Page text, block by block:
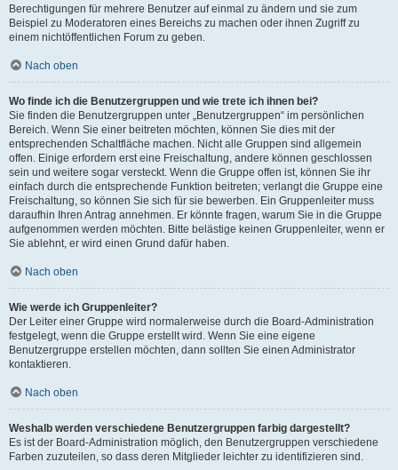
Berechtigungen für mehrere Benutzer auf einmal zu ändern und sie zum
Beispiel zu Moderatoren eines Bereichs zu machen oder ihnen Zugriff zu
einem nichtöffentlichen Forum zu geben.
Nach oben
Wo finde ich die Benutzergruppen und wie trete ich ihnen bei?
Sie finden die Benutzergruppen unter „Benutzergruppen“ im persönlichen
Bereich. Wenn Sie einer beitreten möchten, können Sie dies mit der
entsprechenden Schaltfläche machen. Nicht alle Gruppen sind allgemein
offen. Einige erfordern erst eine Freischaltung, andere können geschlossen
sein und weitere sogar versteckt. Wenn die Gruppe offen ist, können Sie ihr
einfach durch die entsprechende Funktion beitreten; verlangt die Gruppe eine
Freischaltung, so können Sie sich für sie bewerben. Ein Gruppenleiter muss
daraufhin Ihren Antrag annehmen. Er könnte fragen, warum Sie in die Gruppe
aufgenommen werden möchten. Bitte belästige keinen Gruppenleiter, wenn er
Sie ablehnt, er wird einen Grund dafür haben.
Nach oben
Wie werde ich Gruppenleiter?
Der Leiter einer Gruppe wird normalerweise durch die Board-Administration
festgelegt, wenn die Gruppe erstellt wird. Wenn Sie eine eigene
Benutzergruppe erstellen möchten, dann sollten Sie einen Administrator
kontaktieren.
Nach oben
Weshalb werden verschiedene Benutzergruppen farbig dargestellt?
Es ist der Board-Administration möglich, den Benutzergruppen verschiedene
Farben zuzuteilen, so dass deren Mitglieder leichter zu identifizieren sind.